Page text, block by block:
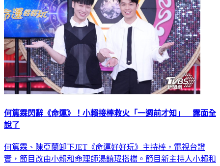
何篤霖閃辭《命運》！小賴接棒救火「一週前才知」 露面全
何篤霖、陳亞蘭卸下JET《命運好好玩》主持棒，電視台證